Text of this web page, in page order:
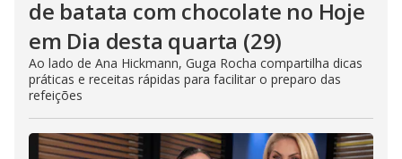
de batata com chocolate no Hoje
em Dia desta quarta (29)
Ao lado de Ana Hickmann, Guga Rocha compartilha dicas
práticas e receitas rápidas para facilitar o preparo das
refeições